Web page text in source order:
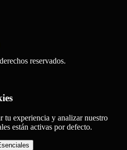
reservados.
tu experiencia y analizar nuestro
están activas por defecto.